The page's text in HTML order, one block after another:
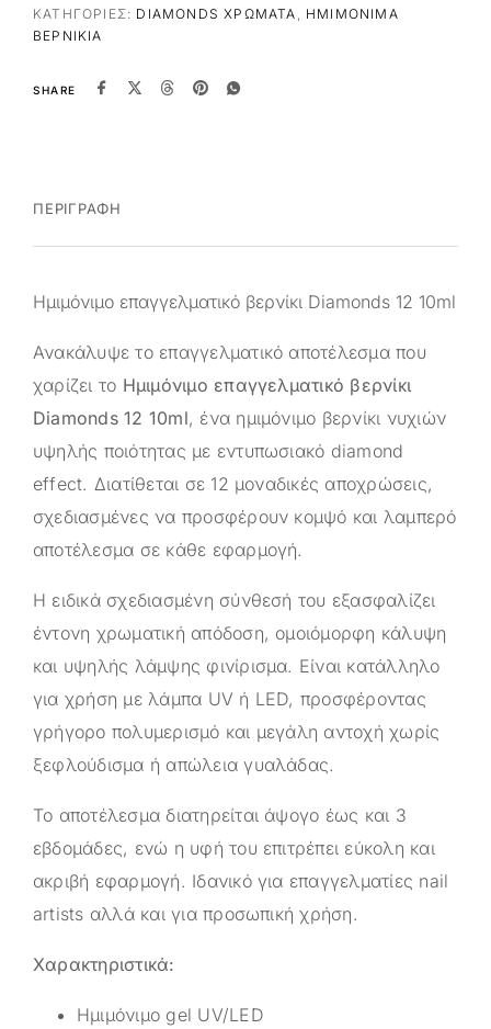
ΚΑΤΗΓΟΡΊΕΣ: DIAMONDS ΧΡΏΜΑΤΑ , ΗΜΙΜΌΝΙΜΑ
ΒΕΡΝΊΚΙΑ
SHARE
ΠΕΡΙΓΡΑΦΉ
Ημιμόνιμο επαγγελματικό βερνίκι Diamonds 12 10ml
Ανακάλυψε το επαγγελματικό αποτέλεσμα που
χαρίζει το Ημιμόνιμο επαγγελματικό βερνίκι
Diamonds 12 10ml, ένα ημιμόνιμο βερνίκι νυχιών
υψηλής ποιότητας με εντυπωσιακό diamond
effect. Διατίθεται σε 12 μοναδικές αποχρώσεις,
σχεδιασμένες να προσφέρουν κομψό και λαμπερό
αποτέλεσμα σε κάθε εφαρμογή.
Η ειδικά σχεδιασμένη σύνθεσή του εξασφαλίζει
έντονη χρωματική απόδοση, ομοιόμορφη κάλυψη
και υψηλής λάμψης φινίρισμα. Είναι κατάλληλο
για χρήση με λάμπα UV ή LED, προσφέροντας
γρήγορο πολυμερισμό και μεγάλη αντοχή χωρίς
ξεφλούδισμα ή απώλεια γυαλάδας.
Το αποτέλεσμα διατηρείται άψογο έως και 3
εβδομάδες, ενώ η υφή του επιτρέπει εύκολη και
ακριβή εφαρμογή. Ιδανικό για επαγγελματίες nail
artists αλλά και για προσωπική χρήση.
Χαρακτηριστικά:
Ημιμόνιμο gel UV/LED